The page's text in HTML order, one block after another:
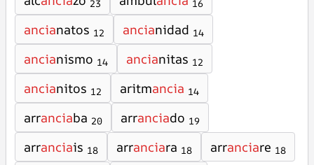
23 16
ancianatos 12 ancianidad 14
ancianismo 14 ancianitas 12
ancianitos 12 aritmancia 14
arranciaba 20 arranciado 19
arranciais 18 arranciara 18 arranciare 18